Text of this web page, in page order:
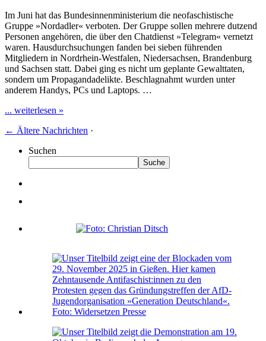
Im Juni hat das Bundesinnenministerium die neofaschistische
Gruppe »Nordadler« verboten. Der Gruppe sollen mehrere dutzend
Personen angehören, die über den Chatdienst »Telegram« vernetzt
waren. Hausdurchsuchungen fanden bei sieben führenden
Mitgliedern in Nordrhein-Westfalen, Niedersachsen, Brandenburg
und Sachsen statt. Dabei ging es nicht um geplante Gewalttaten,
sondern um Propagandadelikte. Beschlagnahmt wurden unter
anderem Handys, PCs und Laptops. …
... weiterlesen »
← Ältere Nachrichten ·
Suchen
Suche